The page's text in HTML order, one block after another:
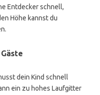
Entdecker schnell,
Höhe kannst du
dein Kind schnell
ein zu hohes Laufgitter